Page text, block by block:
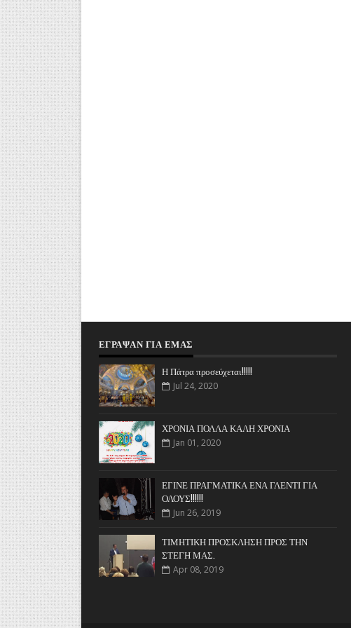
ΈΓΡΑΨΑΝ ΓΙΑ ΕΜΆΣ
Η Πάτρα προσεύχεται!!!!!
Jul 24, 2020
ΧΡΟΝΙΑ ΠΟΛΛΑ ΚΑΛΗ ΧΡΟΝΙΑ
Jan 01, 2020
ΕΓΙΝΕ ΠΡΑΓΜΑΤΙΚΑ ΕΝΑ ΓΛΕΝΤΙ ΓΙΑ
ΟΛΟΥΣ!!!!!!
Jun 26, 2019
ΤΙΜΗΤΙΚΗ ΠΡΟΣΚΛΗΣΗ ΠΡΟΣ ΤΗΝ
ΣΤΕΓΗ ΜΑΣ.
Apr 08, 2019